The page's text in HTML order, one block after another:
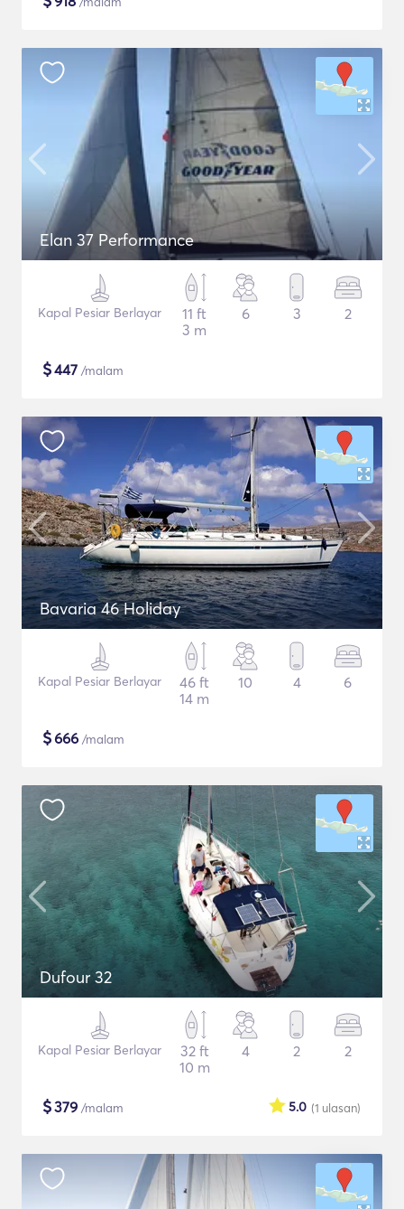
Elan 37 Performance
Kapal Pesiar Berlayar
11 ft
3 m
6 3 2
$447 /malam
Bavaria 46 Holiday
Kapal Pesiar Berlayar
46 ft
14 m
10 4 6
$666 /malam
Dufour 32
Kapal Pesiar Berlayar
32 ft
10 m
4 2 2
$379 /malam (1 ulasan)
5.0